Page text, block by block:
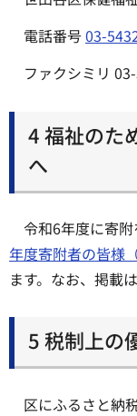
電話番号03-
ファクシミリ
4 福祉のた
へ
令和6年度に寄附
年度寄附者の皆様
ます。なお、掲載
5 税制上の
区にふるさと納